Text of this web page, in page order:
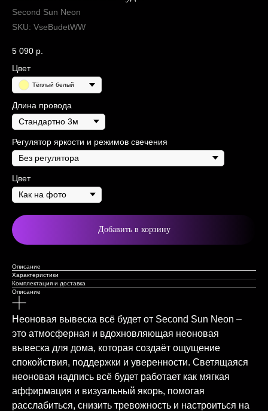
Second Sun Neon
SKU: VseBudetWW
5 090 р.
Цвет
Тёплый белый
Длина провода
Регулятор яркости и режимов свечения
Цвет
Добавить в корзину
Описание
Характеристики
Комплектация и доставка
Описание
Неоновая вывеска всё будет от Second Sun Neon –
это атмосферная и вдохновляющая неоновая
вывеска для дома, которая создаёт ощущение
спокойствия, поддержки и уверенности. Светящаяся
неоновая надпись всё будет работает как мягкая
аффирмация и визуальный якорь, помогая
расслабиться, снизить тревожность и настроиться на